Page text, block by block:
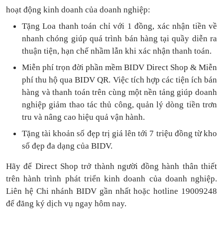
hoạt động kinh doanh của doanh nghiệp:
Tặng Loa thanh toán chỉ với 1đồng, xác nhận tiền về
nhanh chóng giúp quá trình bán hàng tại quầy diễn ra
thuận tiện, hạn chế nhầm lẫn khi xác nhận thanh toán.
Miễn phí trọn đời phần mềm BIDV Direct Shop & Miễn
phí thu hộ qua BIDV QR. Việc tích hợp các tiện ích bán
hàng và thanh toántrên cùng một nền tảng giúp doanh
nghiệp giảm thao tác thủ công, quản lý dòng tiền trơn
tru và nâng cao hiệu quả vận hành.
Tặngtài khoản số đẹp trị giá lên tới 7 triệu đồng từ kho
số đẹp đa dạng của BIDV.
Hãy để Direct Shop trở thành người đồng hành thân thiết
trên hành trình phát triển kinh doanh của doanh nghiệp.
Liên hệ Chi nhánh BIDV gần nhất hoặc hotline 19009248
để đăng ký dịch vụ ngay hôm nay.